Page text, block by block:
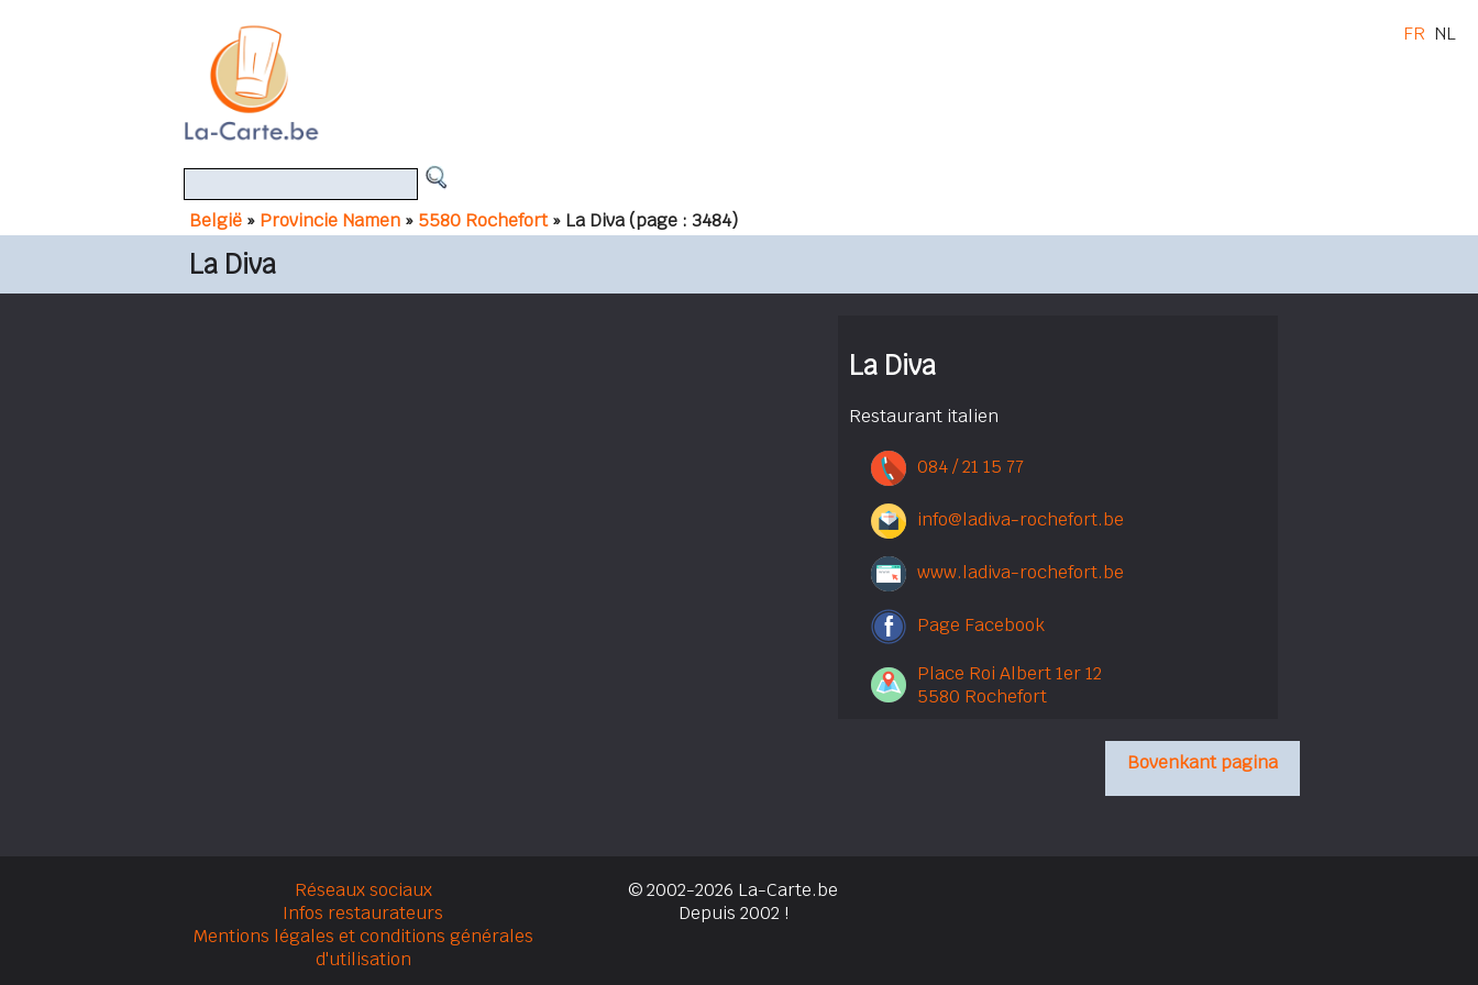
België » Provincie Namen » 5580 Rochefort » La Diva(page : 3484)
FR NL
La Diva
La Diva
Restaurant italien
084 / 21 15 77
info@ladiva-rochefort.be
www.ladiva-rochefort.be
Page Facebook
Place Roi Albert 1er 12
5580 Rochefort
Bovenkant pagina
Réseaux sociaux
Infos restaurateurs
Mentions légales et conditions générales
d'utilisation
© 2002-2026 La-Carte.be
Depuis 2002 !